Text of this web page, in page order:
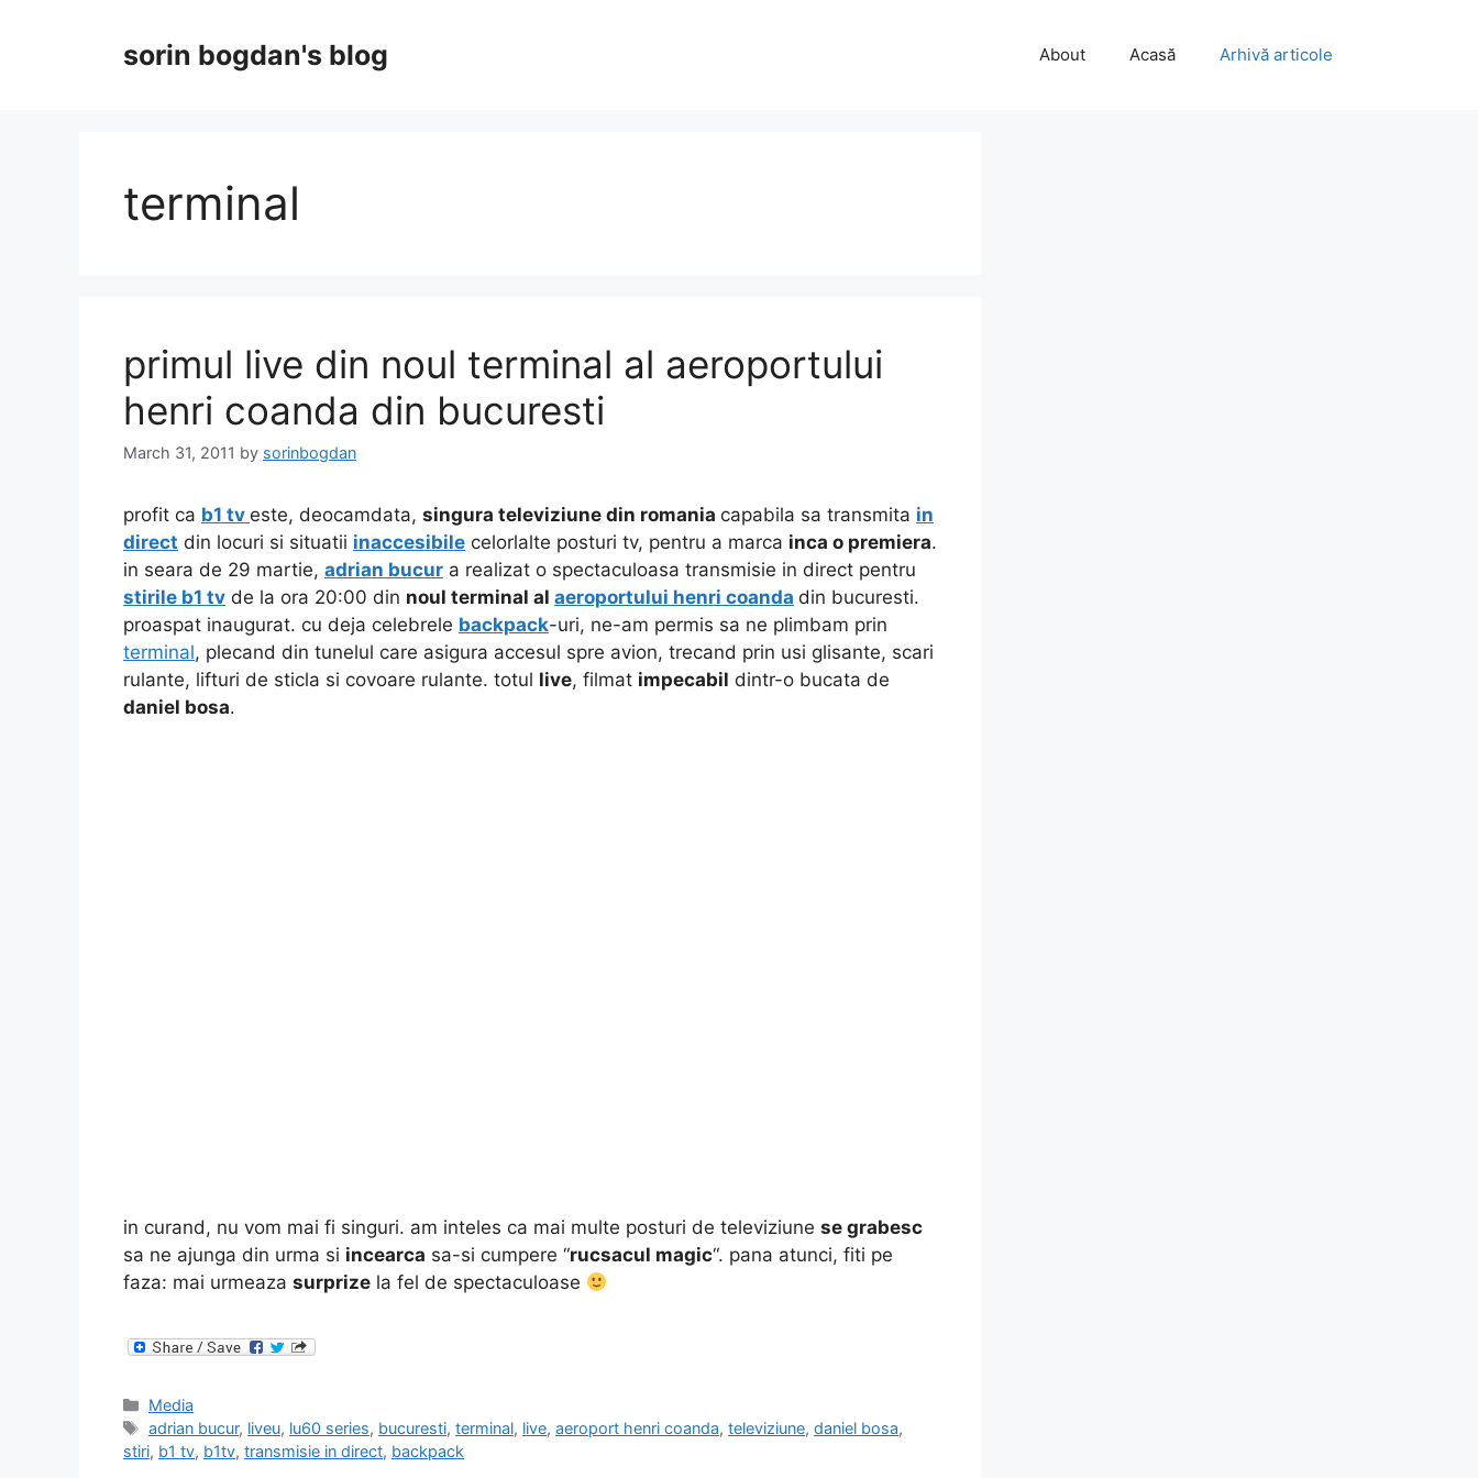
sorin bogdan's blog About Acasă Arhivă articole
terminal
primul live din noul terminal al aeroportului
henri coanda din bucuresti
March 31, 2011 by sorinbogdan
profit ca b1 tv este, deocamdata, singura televiziune din romania capabila sa transmita in
direct din locuri si situatii inaccesibile celorlalte posturi tv, pentru a marca inca o premiera.
in seara de 29 martie, adrian bucur a realizat o spectaculoasa transmisie in direct pentru
stirile b1 tv de la ora 20:00 din noul terminal al aeroportului henri coanda din bucuresti.
proaspat inaugurat. cu deja celebrele backpack-uri, ne-am permis sa ne plimbam prin
terminal, plecand din tunelul care asigura accesul spre avion, trecand prin usi glisante, scari
rulante, lifturi de sticla si covoare rulante. totul live, filmat impecabil dintr-o bucata de
daniel bosa.
in curand, nu vom mai fi singuri. am inteles ca mai multe posturi de televiziune se grabesc
sa ne ajunga din urma si incearca sa-si cumpere “rucsacul magic“. pana atunci, fiti pe
faza: mai urmeaza surprize la fel de spectaculoase
Categories
Media
Tags
adrian bucur, liveu, lu60 series, bucuresti,terminal, live,aeroport henri coanda,televiziune,daniel bosa,
stiri, b1 tv, b1tv, transmisie in direct, backpack